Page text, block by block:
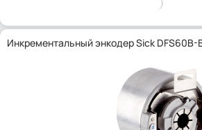
Инкрементальный энкодер Sick DFS60B-